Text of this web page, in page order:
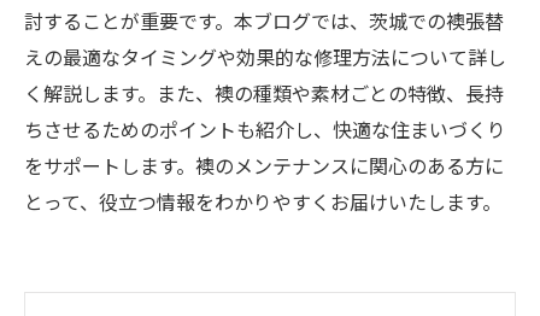
討することが重要です。本ブログでは、茨城での襖張替
えの最適なタイミングや効果的な修理方法について詳し
く解説します。また、襖の種類や素材ごとの特徴、長持
ちさせるためのポイントも紹介し、快適な住まいづくり
をサポートします。襖のメンテナンスに関心のある方に
とって、役立つ情報をわかりやすくお届けいたします。